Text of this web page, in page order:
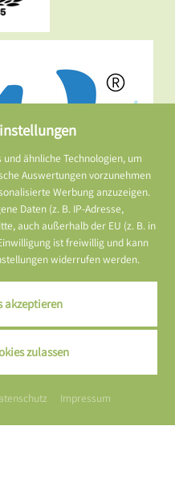
ähnliche Technologien, um
Auswertungen vorzunehmen
Werbung anzuzeigen.
Daten (z. B. IP-Adresse,
auch außerhalb der EU (z. B. in
ist freiwillig und kann
widerrufen werden.
akzeptieren
zulassen
Impressum